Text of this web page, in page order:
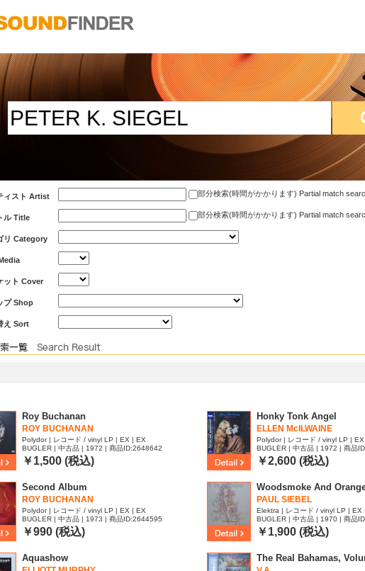
ィスト Artist 部分検索(時間がかかります) Partial match
ル Title 部分検索(時間がかかります) Partial match
リ Category
ット Cover
プ Shop
え Sort
Roy Buchanan
ROY BUCHANAN
Polydor | レコード / vinyl LP | EX | EX
BUGLER | 中古品 | 1972 | 商品ID:2648642
￥1,500 (税込)
Honky Tonk Angel
ELLEN McILWAINE
Polydor | レコード / vinyl LP |
BUGLER | 中古品 | 1972 | 商品
￥2,600 (税込)
Second Album
ROY BUCHANAN
Polydor | レコード / vinyl LP | EX | EX
BUGLER | 中古品 | 1973 | 商品ID:2644595
￥990 (税込)
Woodsmoke And
PAUL SIEBEL
Elektra | レコード / vinyl LP | EX
BUGLER | 中古品 | 1970 | 商品
￥1,900 (税込)
Aquashow The Real Bahamas,